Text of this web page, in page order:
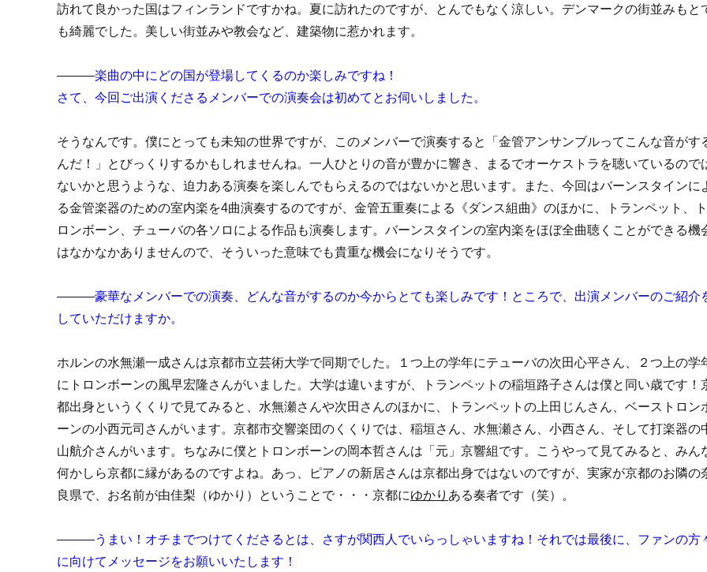
訪れて良かった国はフィンランドですかね。夏に訪れたのですが、とんでもなく涼しい。デンマークの街並みもと
も綺麗でした。美しい街並みや教会など、建築物に惹かれます。
―――楽曲の中にどの国が登場してくるのか楽しみですね！
さて、今回ご出演くださるメンバーでの演奏会は初めてとお伺いしました。
そうなんです。僕にとっても未知の世界ですが、このメンバーで演奏すると「金管アンサンブルってこんな音がす
んだ！」とびっくりするかもしれませんね。一人ひとりの音が豊かに響き、まるでオーケストラを聴いているので
ないかと思うような、迫力ある演奏を楽しんでもらえるのではないかと思います。また、今回はバーンスタインに
る金管楽器のための室内楽を4曲演奏するのですが、金管五重奏による《ダンス組曲》のほかに、トランペット、ト
ロンボーン、チューバの各ソロによる作品も演奏します。バーンスタインの室内楽をほぼ全曲聴くことができる機
はなかなかありませんので、そういった意味でも貴重な機会になりそうです。
―――豪華なメンバーでの演奏、どんな音がするのか今からとても楽しみです！ ところで、出演メンバーのご紹介
していただけますか。
ホルンの水無瀬一成さんは京都市立芸術大学で同期でした。１つ上の学年にテューバの次田心平さん、２つ上の学
にトロンボーンの風早宏隆さんがいました。大学は違いますが、トランペットの稲垣路子さんは僕と同い歳です！
都出身というくくりで見てみると、水無瀬さんや次田さんのほかに、トランペットの上田じんさん、ベーストロン
ーンの小西元司さんがいます。京都市交響楽団のくくりでは、稲垣さん、水無瀬さん、小西さん、そして打楽器の
山航介さんがいます。ちなみに僕とトロンボーンの岡本哲さんは「元」京響組です。こうやって見てみると、みん
何かしら京都に縁があるのですよね。あっ、ピアノの新居さんは京都出身ではないのですが、実家が京都のお隣の
良県で、お名前が由佳梨（ゆかり）ということで・・・京都にゆかり ある奏者です（笑）。
―――うまい！オチまでつけてくださるとは、さすが関西人でいらっしゃいますね！ それでは最後に、ファンの方
に向けてメッセージをお願いいたします！